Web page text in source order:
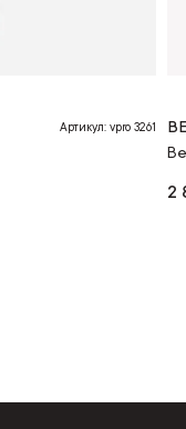
Артикул: vpro 3261
2